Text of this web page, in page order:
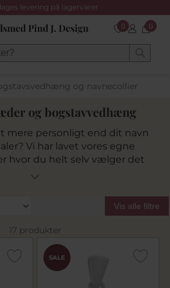
levering på lagervarer
0 0
og navnecollier
og bogstavvedhæng
mere personligt end dit navn
Vi har lavet vores egne
hvor du helt selv vælger det
Du skal blot skrive det i en
og smukt i din halskæde.
fåes i forskellige materialer
i guld, sølv og
passer til dit vedhæng
guldkæderog
Vis alle filtre
17 produkter
SALE